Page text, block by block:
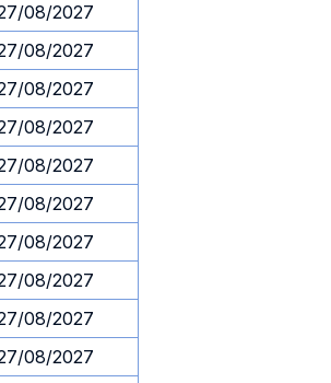
08/2027
08/2027
08/2027
08/2027
08/2027
08/2027
08/2027
08/2027
08/2027
08/2027